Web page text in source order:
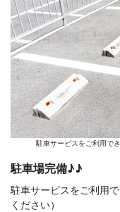
駐車サービスをご利用で
駐車場完備♪♪
駐車サービスをご利用
ください）